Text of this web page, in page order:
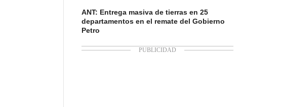
ANT: Entrega masiva de tierras en 25
departamentos en el remate del Gobierno
Petro